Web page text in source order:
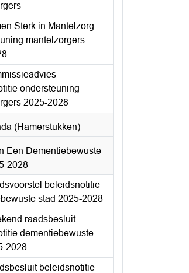
Sterk in Mantelzorg -
mantelzorgers
ondersteuning
2025-2028
(Hamerstukken)
Een Dementiebewuste
2028
beleidsnotitie
stad 2025-2028
raadsbesluit
dementiebewuste
2028
beleidsnotitie